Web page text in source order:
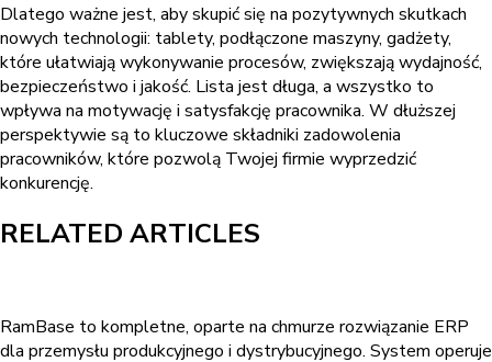
Dlatego ważne jest, aby skupić się na pozytywnych skutkach
nowych technologii: tablety, podłączone maszyny, gadżety,
które ułatwiają wykonywanie procesów, zwiększają wydajność,
bezpieczeństwo i jakość. Lista jest długa, a wszystko to
wpływa na motywację i satysfakcję pracownika. W dłuższej
perspektywie są to kluczowe składniki zadowolenia
pracowników, które pozwolą Twojej firmie wyprzedzić
konkurencję.
RELATED ARTICLES
RamBase to kompletne, oparte na chmurze rozwiązanie ERP
dla przemysłu produkcyjnego i dystrybucyjnego. System operuje